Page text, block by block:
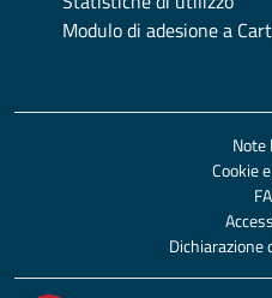
Modulo di adesione a
Note
Cookie
Dichiarazione